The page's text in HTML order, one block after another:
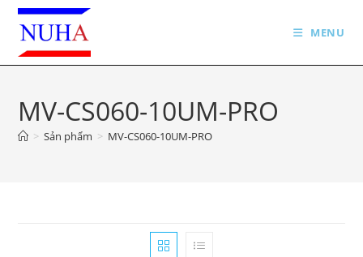
Skip
content
MENU
MV-CS060-10UM-PRO
> Sản phẩm > MV-CS060-10UM-PRO